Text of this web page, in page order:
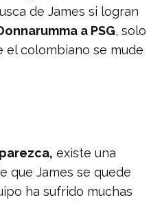
de James si logran
a PSG, solo
el colombiano se mude
existe una
que James se quede
ha sufrido muchas